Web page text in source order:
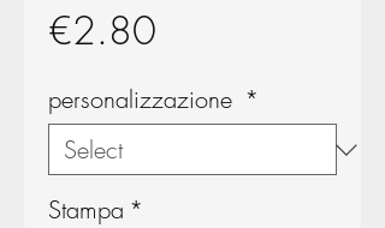
€2.80
personalizzazione *
Stampa *